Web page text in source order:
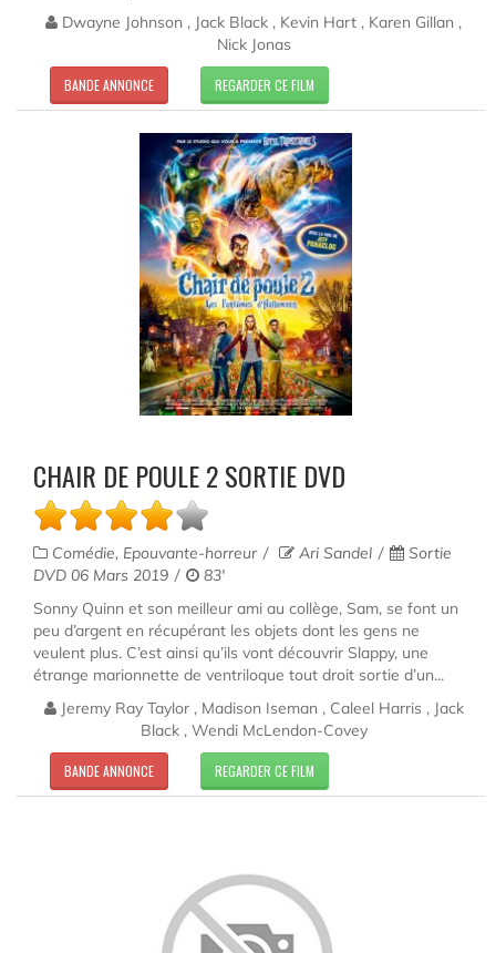
Dwayne Johnson , Jack Black , Kevin Hart , Karen Gillan ,
Nick Jonas
BANDE ANNONCE REGARDER CE FILM
CHAIR DE POULE 2 SORTIE DVD
Comédie, Epouvante-horreur Ari Sandel
Sortie
DVD 06 Mars 2019
83'
Sonny Quinn et son meilleur ami au collège, Sam, se font un
peu d’argent en récupérant les objets dont les gens ne
veulent plus. C’est ainsi qu’ils vont découvrir Slappy, une
étrange marionnette de ventriloque tout droit sortie d’un...
Jeremy Ray Taylor , Madison Iseman , Caleel Harris , Jack
Black , Wendi McLendon-Covey
BANDE ANNONCE REGARDER CE FILM